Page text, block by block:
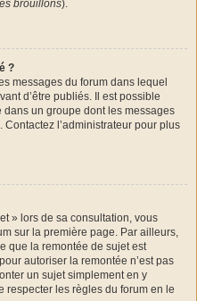
brouillons).
?
messages du forum dans lequel
d’être publiés. Il est possible
dans un groupe dont les messages
l’administrateur pour plus
» lors de sa consultation, vous
sur la première page. Par ailleurs,
que la remontée de sujet est
autoriser la remontée n’est pas
un sujet simplement en y
respecter les règles du forum en le